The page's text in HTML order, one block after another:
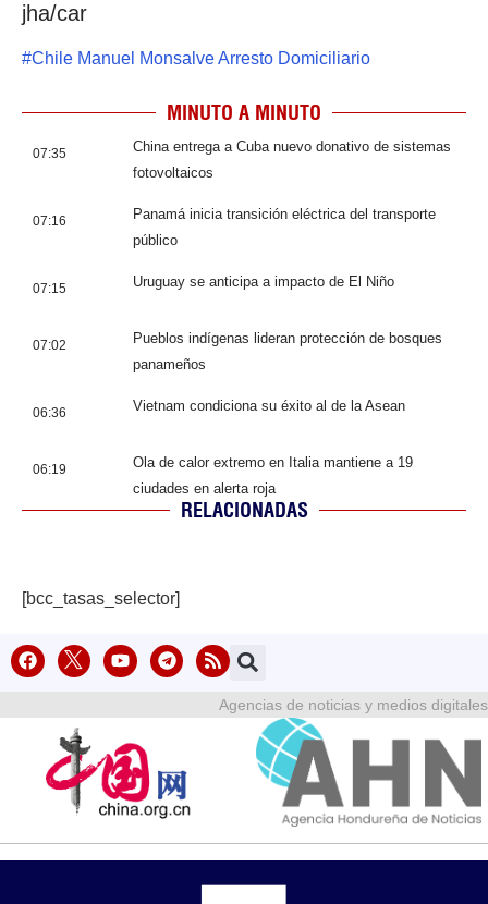
jha/car
#Chile Manuel Monsalve Arresto Domiciliario
MINUTO A MINUTO
07:35
China entrega a Cuba nuevo donativo de sistemas
fotovoltaicos
07:16
Panamá inicia transición eléctrica del transporte
público
07:15 Uruguay se anticipa a impacto de El Niño
07:02
Pueblos indígenas lideran protección de bosques
panameños
06:36 Vietnam condiciona su éxito al de la Asean
06:19
Ola de calor extremo en Italia mantiene a 19
ciudades en alerta roja
RELACIONADAS
[bcc_tasas_selector]
Agencias de noticias y medios digitales